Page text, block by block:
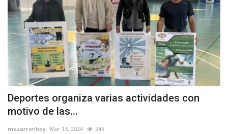
Contacto
Noticias
Mazarrón Hoy
Entrevistas
Reportajes
Deportes organiza varias actividades con
motivo de las...
mazarronhoy Mar 13, 2024 245